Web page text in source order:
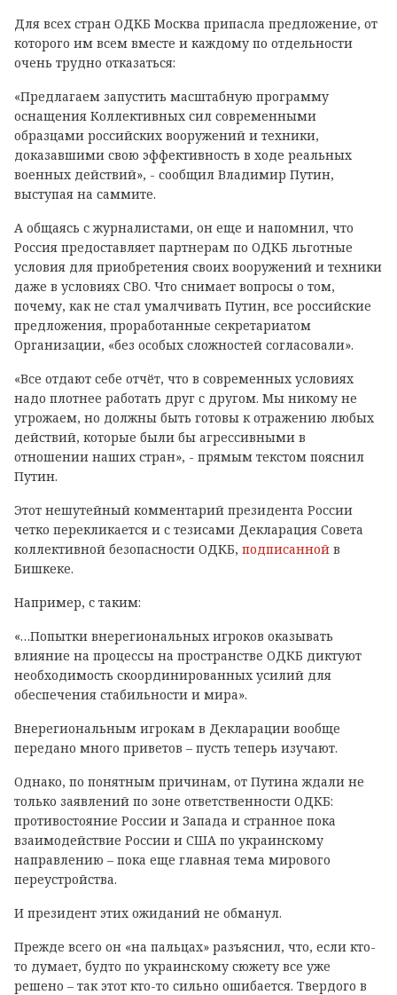
Для всех стран ОДКБ Москва припасла предложение, от
которого им всем вместе и каждому по отдельности
очень трудно отказаться:
«Предлагаем запустить масштабную программу
оснащения Коллективных сил современными
образцами российских вооружений и техники,
доказавшими свою эффективность в ходе реальных
военных действий», - сообщил Владимир Путин,
выступая на саммите.
А общаясь с журналистами, он еще и напомнил, что
Россия предоставляет партнерам по ОДКБ льготные
условия для приобретения своих вооружений и техники
даже в условиях СВО. Что снимает вопросы о том,
почему, как не стал умалчивать Путин, все российские
предложения, проработанные секретариатом
Организации, «без особых сложностей согласовали».
«Все отдают себе отчёт, что в современных условиях
надо плотнее работать друг с другом. Мы никому не
угрожаем, но должны быть готовы к отражению любых
действий, которые были бы агрессивными в
отношении наших стран», - прямым текстом пояснил
Путин.
Этот нешутейный комментарий президента России
четко перекликается и с тезисами Декларация Совета
коллективной безопасности ОДКБ, подписанной в
Бишкеке.
Например, с таким:
«…Попытки внерегиональных игроков оказывать
влияние на процессы на пространстве ОДКБ диктуют
необходимость скоординированных усилий для
обеспечения стабильности и мира».
Внерегиональным игрокам в Декларации вообще
передано много приветов – пусть теперь изучают.
Однако, по понятным причинам, от Путина ждали не
только заявлений по зоне ответственности ОДКБ:
противостояние России и Запада и странное пока
взаимодействие России и США по украинскому
направлению – пока еще главная тема мирового
переустройства.
И президент этих ожиданий не обманул.
Прежде всего он «на пальцах» разъяснил, что, если кто-
то думает, будто по украинскому сюжету все уже
решено – так этот кто-то сильно ошибается. Твердого в